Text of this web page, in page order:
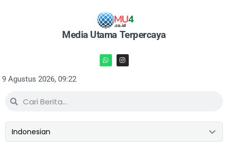
Media Utama Terpercaya
9 Agustus 2026, 09:22